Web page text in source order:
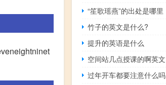
“笙歌瑶燕”的出处是哪里
竹子的英文是什么?
提升的英语是什么
空间站几点授课的啊英文
过年开车都要注意什么吗